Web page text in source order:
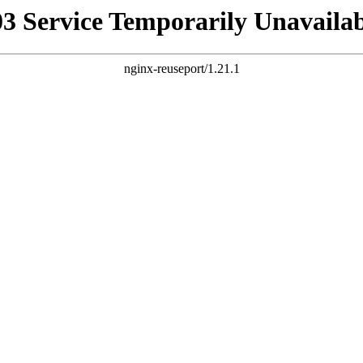
Service Temporarily
nginx-reuseport/1.21.1